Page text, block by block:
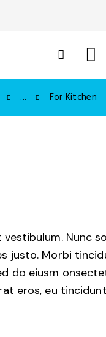
... For Kitchen
Nunc
justo. Morbi
do eiusm
eros, eu